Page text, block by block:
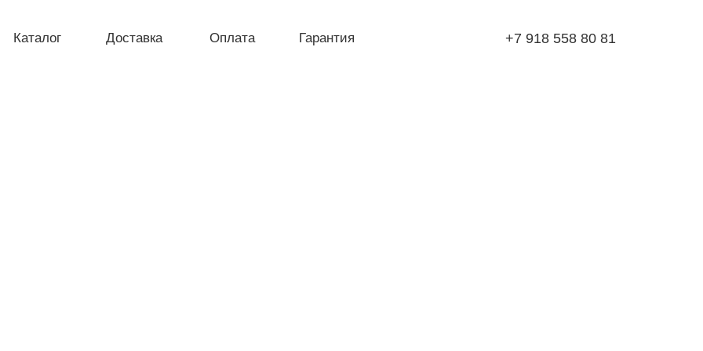
+7 918 558 80 81
Каталог Доставка Оплата Гарантия